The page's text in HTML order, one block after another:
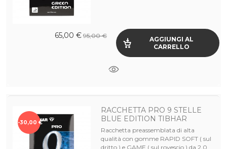
65,00 € 95,00 €
AGGIUNGI AL
CARRELLO
-30,00 €
RACCHETTA PRO 9 STELLE
BLUE EDITION TIBHAR
Racchetta preassemblata di alta
qualità con gomme RAPID SOFT ( sul
dritto ) e GAME ( sul rovescio ) da 2.0